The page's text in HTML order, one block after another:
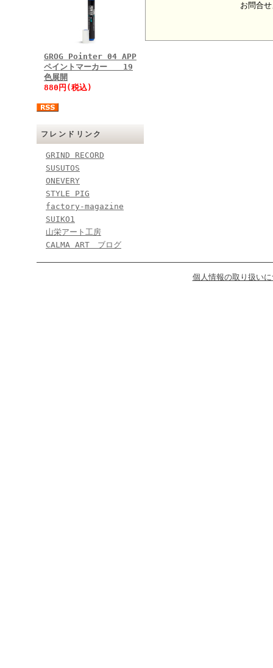
GROG Pointer 04 APP
ペイントマーカー 19
色展開
880円(税込)
フレンドリンク
GRIND RECORD
SUSUTOS
ONEVERY
STYLE PIG
factory-magazine
SUIKO1
山栄アート工房
CALMA ART ブログ
お問合
個人情報の取り扱い